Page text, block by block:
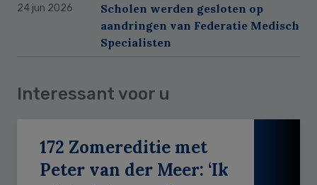
24 jun 2026
Scholen werden gesloten op
aandringen van Federatie Medisch
Specialisten
Interessant voor u
172 Zomereditie met
Peter van der Meer: ‘Ik